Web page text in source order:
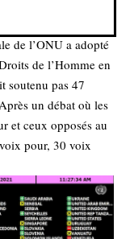
de l’ONU a adopté
de l’Homme en
soutenu pas 47
un débat où les
et ceux opposés au
pour, 30 voix